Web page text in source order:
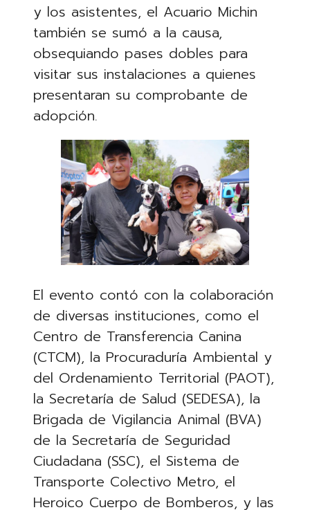
y los asistentes, el Acuario Michin
también se sumó a la causa,
obsequiando pases dobles para
visitar sus instalaciones a quienes
presentaran su comprobante de
adopción.
El evento contó con la colaboración
de diversas instituciones, como el
Centro de Transferencia Canina
(CTCM), la Procuraduría Ambiental y
del Ordenamiento Territorial (PAOT),
la Secretaría de Salud (SEDESA), la
Brigada de Vigilancia Animal (BVA)
de la Secretaría de Seguridad
Ciudadana (SSC), el Sistema de
Transporte Colectivo Metro, el
Heroico Cuerpo de Bomberos, y las